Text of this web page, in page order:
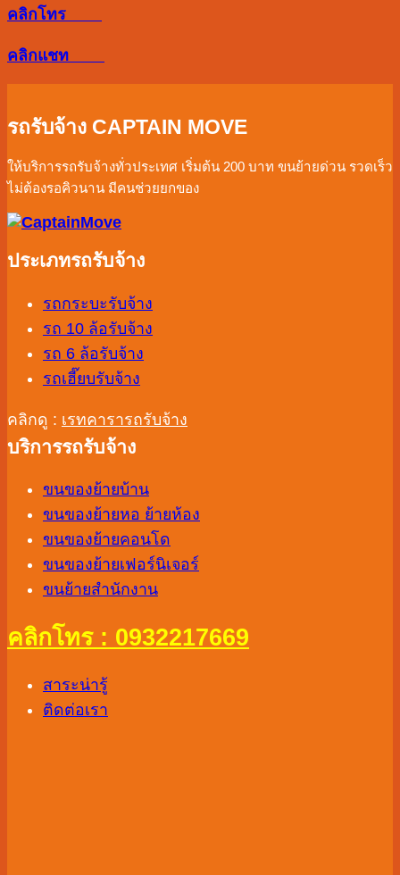
ปี
คลิกโทร
คลิกแชท
รถรับจ้าง CAPTAIN MOVE
ให้บริการรถรับจ้างทั่วประเทศ เริ่มต้น 200 บาท ขนย้ายด่วน รวดเร็ว
ไม่ต้องรอคิวนาน มีคนช่วยยกของ
ประเภทรถรับจ้าง
รถกระบะรับจ้าง
รถ 10 ล้อรับจ้าง
รถ 6 ล้อรับจ้าง
รถเฮี๊ยบรับจ้าง
คลิกดู : เรทคารารถรับจ้าง
บริการรถรับจ้าง
ขนของย้ายบ้าน
ขนของย้ายหอ ย้ายห้อง
ขนของย้ายคอนโด
ขนของย้ายเฟอร์นิเจอร์
ขนย้ายสำนักงาน
คลิกโทร : 0932217669
สาระน่ารู้
ติดต่อเรา